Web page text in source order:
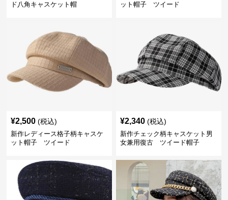
ド八角キャスケット帽
ット帽子 ツイード
¥2,500 (税込)
新作レディース格子柄キャスケ
ット帽子 ツイード
¥2,340 (税込)
新作チェック柄キャスケット男
女兼用復古 ツイード帽子